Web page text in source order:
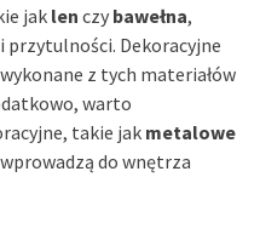
jak len czy bawełna,
przytulności. Dekoracyjne
z tych materiałów
warto
takie jak metalowe
do wnętrza